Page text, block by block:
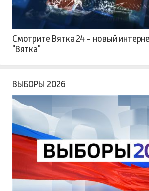
Смотрите Вятка 24 - новый
"Вятка"
ВЫБОРЫ 2026